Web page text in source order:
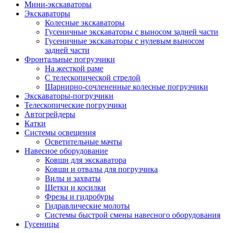
Мини-экскаваторы
Экскаваторы
Колесные экскаваторы
Гусеничные экскаваторы с выносом задней части
Гусеничные экскаваторы с нулевым выносом
задней части
Фронтальные погрузчики
На жесткой раме
С телескопической стрелой
Шарнирно-сочлененные колесные погрузчики
Экскаваторы-погрузчики
Телескопические погрузчики
Автогрейдеры
Катки
Системы освещения
Осветительные мачты
Навесное оборудование
Ковши для экскаватора
Ковши и отвалы для погрузчика
Вилы и захваты
Щетки и косилки
Фрезы и гидробуры
Гидравлические молоты
Системы быстрой смены навесного оборудования
Гусеницы